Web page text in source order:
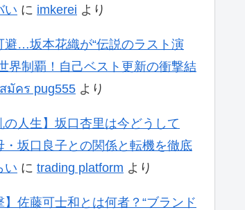
い に imkerei より
避…坂本花織が“伝説のラスト演
界制覇！自己ベスト更新の衝撃結
สมัคร pug555 より
の人生】坂口杏里は今どうして
・坂口良子との関係と転機を徹底
い に trading platform より
】佐藤可士和とは何者？“ブランド